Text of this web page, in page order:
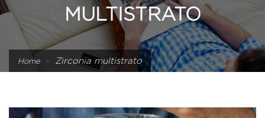
MULTISTRATO
Home Zirconia multistrato